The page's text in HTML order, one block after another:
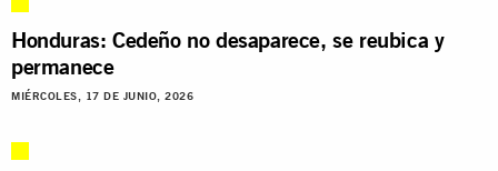
Honduras: Cedeño no desaparece, se reubica y
permanece
MIÉRCOLES, 17 DE JUNIO, 2026